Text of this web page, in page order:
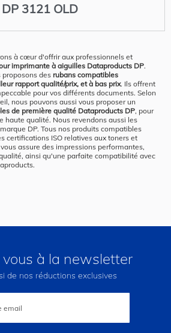
DP 3121 OLD
à cœur d'offrir aux professionnels et
imprimante à aiguilles Dataproducts DP.
proposons des rubans compatibles
rapport qualité/prix, et à bas prix. Ils offrent
pour vos différents documents. Selon
nous pouvons aussi vous proposer un
de première qualité Dataproducts DP, pour
haute qualité. Nous revendons aussi les
DP. Tous nos produits compatibles
certifications ISO relatives aux toners et
assure des impressions performantes,
ainsi qu'une parfaite compatibilité avec
à la newsletter
de nos réductions exclusives